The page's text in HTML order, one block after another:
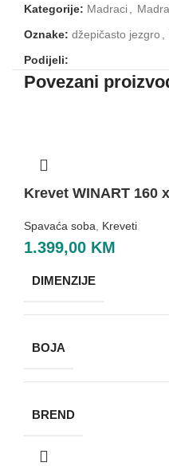
Kategorije: Madraci
Oznake: džepičasto jezgro
Podijeli:
Povezani
Krevet WINART 160
Spavaća soba Kreveti
1.399,00 KM
DIMENZIJE
BOJA
BREND